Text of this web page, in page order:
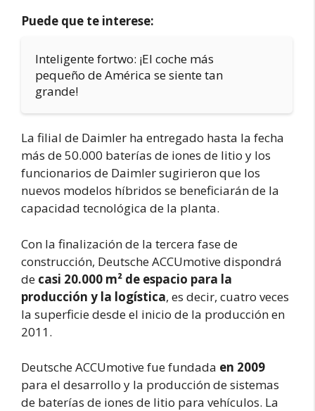
Puede que te interese:
Inteligente fortwo: ¡El coche más
pequeño de América se siente tan
grande!
La filial de Daimler ha entregado hasta la fecha
más de 50.000 baterías de iones de litio y los
funcionarios de Daimler sugirieron que los
nuevos modelos híbridos se beneficiarán de la
capacidad tecnológica de la planta.
Con la finalización de la tercera fase de
construcción, Deutsche ACCUmotive dispondrá
de casi 20.000 m² de espacio para la
producción y la logística, es decir, cuatro veces
la superficie desde el inicio de la producción en
2011.
Deutsche ACCUmotive fue fundada en 2009
para el desarrollo y la producción de sistemas
de baterías de iones de litio para vehículos. La